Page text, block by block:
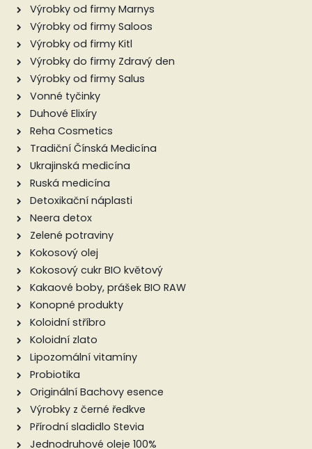
Výrobky od firmy Marnys
Výrobky od firmy Saloos
Výrobky od firmy Kitl
Výrobky do firmy Zdravý den
Výrobky od firmy Salus
Vonné tyčinky
Duhové Elixíry
Reha Cosmetics
Tradiční Čínská Medicína
Ukrajinská medicína
Ruská medicína
Detoxikační náplasti
Neera detox
Zelené potraviny
Kokosový olej
Kokosový cukr BIO květový
Kakaové boby, prášek BIO RAW
Konopné produkty
Koloidní stříbro
Koloidní zlato
Lipozomální vitamíny
Probiotika
Originální Bachovy esence
Výrobky z černé ředkve
Přírodní sladidlo Stevia
Jednodruhové oleje 100%